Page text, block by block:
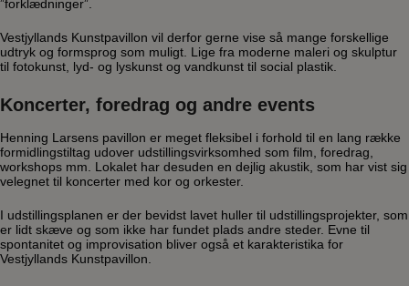
”forklædninger”.
Vestjyllands Kunstpavillon vil derfor gerne vise så mange forskellige
udtryk og formsprog som muligt. Lige fra moderne maleri og skulptur
til fotokunst, lyd- og lyskunst og vandkunst til social plastik.
Koncerter, foredrag og andre events
Henning Larsens pavillon er meget fleksibel i forhold til en lang række
formidlingstiltag udover udstillingsvirksomhed som film, foredrag,
workshops mm. Lokalet har desuden en dejlig akustik, som har vist sig
velegnet til koncerter med kor og orkester.
I udstillingsplanen er der bevidst lavet huller til udstillingsprojekter, som
er lidt skæve og som ikke har fundet plads andre steder. Evne til
spontanitet og improvisation bliver også et karakteristika for
Vestjyllands Kunstpavillon.